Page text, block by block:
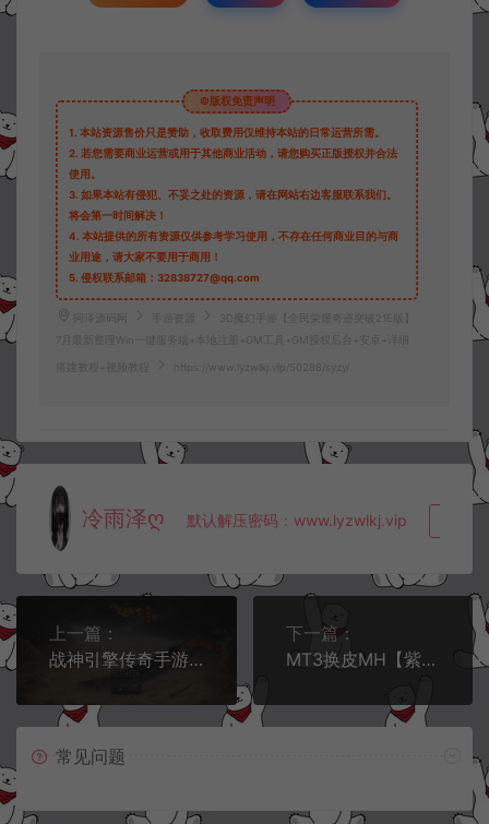
©版权免责声明
1. 本站资源售价只是赞助，收取费用仅维持本站的日常运营所需。
2. 若您需要商业运营或用于其他商业活动，请您购买正版授权并合法
使用。
3. 如果本站有侵犯、不妥之处的资源，请在网站右边客服联系我们。
将会第一时间解决！
4. 本站提供的所有资源仅供参考学习使用，不存在任何商业目的与商
业用途，请大家不要用于商用！
5. 侵权联系邮箱：32838727@qq.com
阿泽源码网 手游资源
3D魔幻手游【全民荣耀奇迹突破21E版】
7月最新整理Win一键服务端+本地注册+GM工具+GM授权后台+安卓+详细
搭建教程+视频教程 https://www.lyzwlkj.vip/50288/syzy/
冷雨泽ღ 默认解压密码：www.lyzwlkj.vip
上一篇：
战神引擎传奇手游【天花板1.76稻草人复古免授权版】7月最新整理Win一键服务端+GM授权后台+安卓苹果双端+详细搭建教程+视频教程
下一篇：
MT3换皮MH【紫禁之巅经脉挂机尊享修复版】8月最新整理Linux手工服务端+源码+管理后台+安卓苹果双端+详细搭建教程+视频教程
常见问题